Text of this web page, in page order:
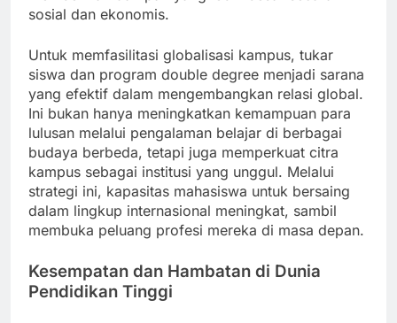
sosial dan ekonomis.
Untuk memfasilitasi globalisasi kampus, tukar
siswa dan program double degree menjadi sarana
yang efektif dalam mengembangkan relasi global.
Ini bukan hanya meningkatkan kemampuan para
lulusan melalui pengalaman belajar di berbagai
budaya berbeda, tetapi juga memperkuat citra
kampus sebagai institusi yang unggul. Melalui
strategi ini, kapasitas mahasiswa untuk bersaing
dalam lingkup internasional meningkat, sambil
membuka peluang profesi mereka di masa depan.
Kesempatan dan Hambatan di Dunia
Pendidikan Tinggi